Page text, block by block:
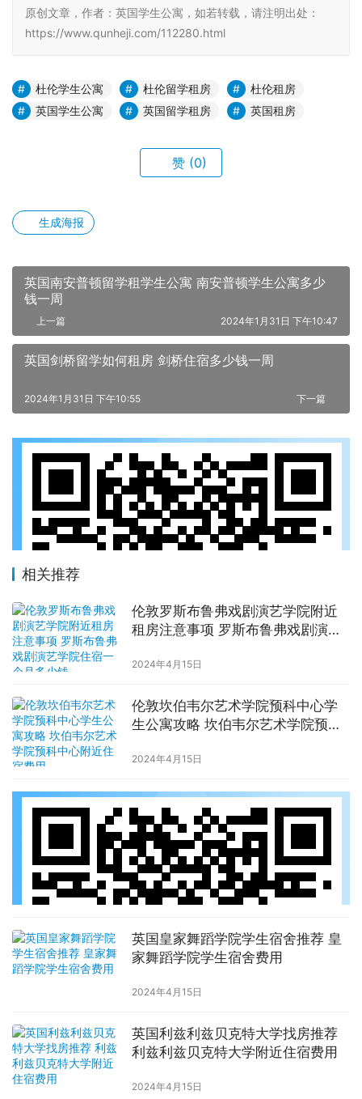
原创文章，作者：英国学生公寓，如若转载，请注明出处：
https://www.qunheji.com/112280.html
杜伦学生公寓 杜伦留学租房
杜伦租房
英国学生公寓
英国留学租房 英国租房
赞 (0)
生成海报
英国南安普顿留学租学生公寓 南安普顿学生公寓多少
钱一周
上一篇 2024年1月31日 下午10:47
英国剑桥留学如何租房 剑桥住宿多少钱一周
下一篇
2024年1月31日 下午10:55
相关推荐
伦敦罗斯布鲁弗戏剧演艺学院附近
租房注意事项 罗斯布鲁弗戏剧演艺
2024年4月15日
伦敦坎伯韦尔艺术学院预科中心学
生公寓攻略 坎伯韦尔艺术学院预科
2024年4月15日
英国皇家舞蹈学院学生宿舍推荐 皇
家舞蹈学院学生宿舍费用
2024年4月15日
英国利兹利兹贝克特大学找房推荐
利兹利兹贝克特大学附近住宿费用
2024年4月15日